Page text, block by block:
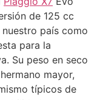
de 125 cc
país como
para la
Su peso en seco
mayor,
típicos de